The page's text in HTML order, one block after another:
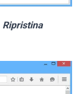
Ripristina